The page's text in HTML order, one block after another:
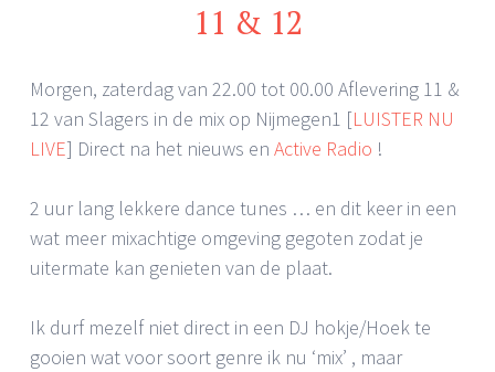
11 & 12
Morgen, zaterdag van 22.00 tot 00.00 Aflevering 11 &
12 van Slagers in de mix op Nijmegen1 [LUISTER NU
LIVE] Direct na het nieuws en Active Radio !
2 uur lang lekkere dance tunes … en dit keer in een
wat meer mixachtige omgeving gegoten zodat je
uitermate kan genieten van de plaat.
Ik durf mezelf niet direct in een DJ hokje/Hoek te
gooien wat voor soort genre ik nu ‘mix’ , maar